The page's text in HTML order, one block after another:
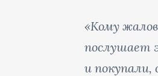
«Кому
послушает
и покупали,